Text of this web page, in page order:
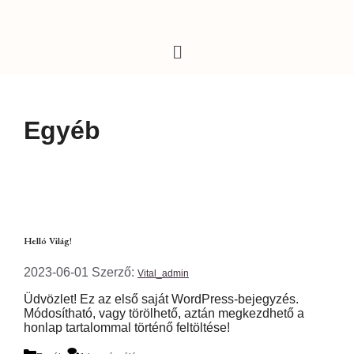
Egyéb
Helló Világ!
2023-06-01 Szerző: Vital_admin
Üdvözlet! Ez az első saját WordPress-bejegyzés.
Módosítható, vagy törölhető, aztán megkezdhető a
honlap tartalommal történő feltöltése!